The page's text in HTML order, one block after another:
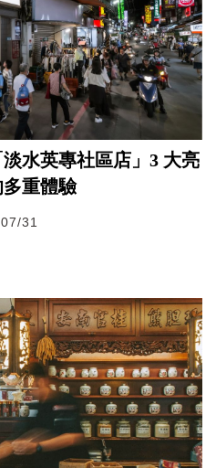
水英專社區店」3 大亮
重體驗
31